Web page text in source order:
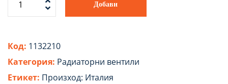
Добави
Код: 1132210
Категория: Радиаторни вентили
Етикет: Произход: Италия